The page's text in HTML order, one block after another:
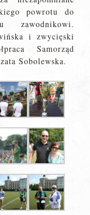
powrotu do
zawodnikowi.
i zwycięski
Samorząd
Sobolewska.